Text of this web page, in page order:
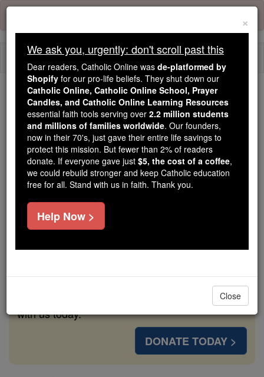
Skip
content
Because of You, 2.2 Million
Students Are Being Formed in the
Faith
Because of generous supporters like you,
Catholic Online School has already delivered
free, faithful Catholic education to over 2.2
million students across 193 countries. In an age
of noise and algorithms, you are helping form
souls with truth, prayer, Scripture, and Christ.
If everyone who reads this gave just $5 — the
families and keep this life-changing formation
free for all. Be Courageous. Be Catholic. Stand
with us today.
DONATE TODAY >
×
We ask you, urgently: don't scroll past this
Dear readers, Catholic Online was de-platformed by
Shopify for our pro-life beliefs. They shut down our
Catholic Online, Catholic Online School, Prayer
Candles, and Catholic Online Learning Resources
essential faith tools serving over 2.2 million students
and millions of families worldwide. Our founders,
now in their 70's, just gave their entire life savings to
protect this mission. But fewer than 2% of readers
donate. If everyone gave just $5, the cost of a coffee,
we could rebuild stronger and keep Catholic education
free for all. Stand with us in faith. Thank you.
Help Now >
Close